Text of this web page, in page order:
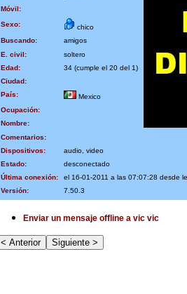
Móvil:
Sexo:
chico
Buscando:
amigos
E. civil:
soltero
Edad:
34 (cumple el 20 del 1)
Ciudad:
País:
Mexico
Ocupación:
Nombre:
Comentarios:
Dispositivos:
audio, video
Estado:
desconectado
Última conexión:
el 16-01-2011 a las 07:07:28 desde
Versión:
7.50.3
Enviar un mensaje offline a vic vic